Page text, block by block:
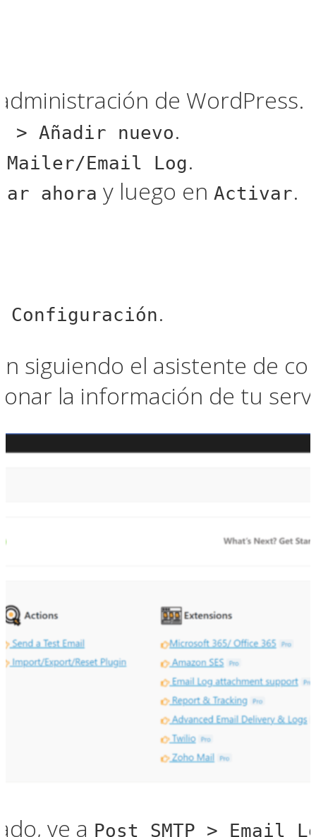
de WordPress.
> Añadir nuevo.
Mailer/Email Log.
ahora y luego enActivar.
Configuración.
siguiendo el asistente de
la información de tu
ve a Post SMTP > Email